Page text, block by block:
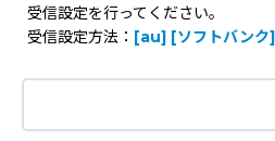
受信設定を行ってください。
受信設定方法： [au] [ソフトバンク]